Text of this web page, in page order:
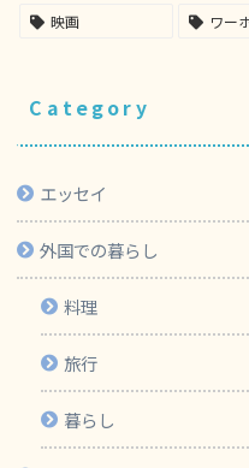
30daysチャレンジ
Category
エッセイ
外国での暮らし
料理
旅行